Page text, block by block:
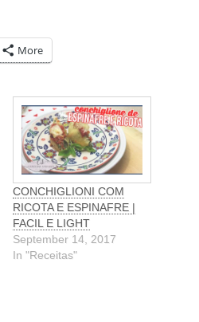
More
CONCHIGLIONI COM
RICOTA E ESPINAFRE |
FACIL E LIGHT
September 14, 2017
In "Receitas"